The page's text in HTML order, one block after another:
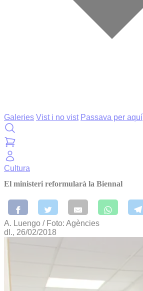
Galeries Vist i no vist Passava per aquí
Cultura
El ministeri reformularà la Biennal
A. Luengo / Foto: Agències
dl., 26/02/2018